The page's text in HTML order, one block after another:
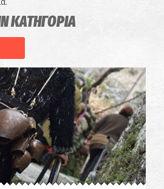
ΚΑΤΗΓΟΡΙΑ